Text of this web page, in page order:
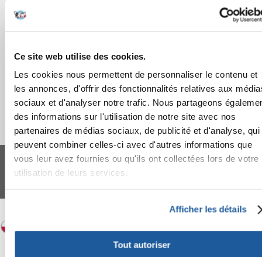
Ce site web utilise des cookies.
Les cookies nous permettent de personnaliser le contenu et
les annonces, d'offrir des fonctionnalités relatives aux
sociaux et d'analyser notre trafic. Nous partageons
des informations sur l'utilisation de notre site avec nos
partenaires de médias sociaux, de publicité et d'analyse, qui
peuvent combiner celles-ci avec d'autres informations que
vous leur avez fournies ou qu'ils ont collectées lors de votre
utilisation de leurs services.
Afficher les détails
Tout autoriser
APRÈS L'ACHAT
FERA 24 UG Sede legale: Blankenfelder Dorfstraße 94 15827 Blankenfelde-
Mahlow (Germania) - P.IVA DE317667035
Tous les prix incluent la TVA / plus l'expédition